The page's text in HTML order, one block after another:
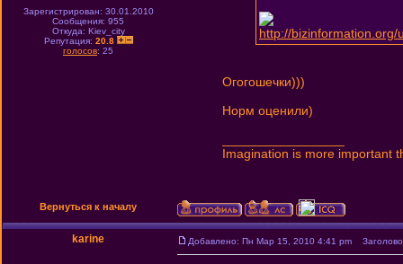
Зарегистрирован: 30.01.2010
Сообщения: 955
Откуда: Kiev_city
Репутация: 20.8
голосов: 25
http://bizinformation.org/
Огогошечки)))
Норм оценили)
Imagination is more important
Вернуться к началу
karine Добавлено: Пн Мар 15, 2010 4:41 pm